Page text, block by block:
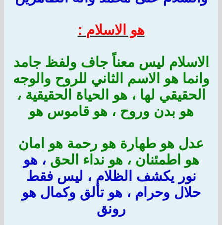
هو الاسلام :
الاسلام ليس معناً جاف ولفظ جامد
وانما هو الاسم الثاني للروح والوجه
الحقيقي لها ، هو الحياة الحقيقية ،
هو بدن وروح ، هو قاموس هو
عدل هو طهارة هو رحمة هو امان
هو اطمئنان ، هو نداء الحق، هو
نور يكشف الظلام ، ليس فقط
حلال وحرام ، هو تألق وكمال هو
رونق